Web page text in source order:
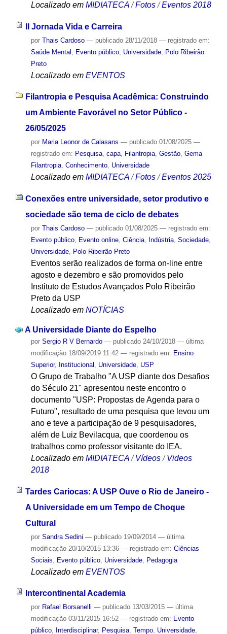
Localizado em MIDIATECA /Fotos /Eventos 2018
II Jornada Vida e Carreira
por Thais Cardoso — publicado28/11/2018 — registrado em:
Saúde Mental
Evento público, Universidade, Polo Ribeirão
Preto
Localizado em EVENTOS
Filantropia e Pesquisa Acadêmica: Construindo
um Ambiente Favorável no Setor Público -
26/05/2025
por Maria Leonor de Calasans — publicado01/08/2025 —
registrado em: Pesquisa, capa, Filantropia, Gestão, Gema
Filantropia, Conhecimento, Universidade
Localizado em MIDIATECA /Fotos /Eventos 2025
Conexões entre universidade, setor produtivo e
sociedade são tema de ciclo de debates
por Thais Cardoso — publicado01/08/2025 — registrado em:
Evento público, Evento online, Ciência, Indústria, Sociedade,
Universidade, Polo Ribeirão Preto
Eventos serão realizados de forma on-line entre
agosto e dezembro e são promovidos pelo
Instituto de Estudos Avançados Polo Ribeirão
Preto da USP
Localizado em NOTÍCIAS
A Universidade Diante do Espelho
por Sergio R V Bernardo — publicado24/10/2018 — última
modificação18/09/2019 11:42 — registrado em: Ensino
Superior, Institucional Universidade, USP
O Grupo de Trabalho "A USP diante dos Desafios
do Século 21" apresentou neste encontro o
documento "USP: Propostas de Agenda para o
Futuro", resultado de uma pesquisa que levou um
ano e teve a participação de 9 pesquisadores,
além de Luiz Bevilacqua, que coordenou os
trabalhos como professor visitante do IEA.
Localizado em MIDIATECA /Vídeos /Videos
2018
Tardes Cariocas: A USP Ouve o Rio de Janeiro -
A Universidade em um Tempo de Choque
Cultural
por Sandra Sedini — publicado19/09/2014 — última
modificação20/10/2015 13:36 — registrado em: Ciências
Sociais
Evento público, Universidade, Pedagogia
Localizado em EVENTOS
Intercontinental Academia
por Rafael Borsanelli — publicado13/03/2015 — última
modificação03/11/2015 16:52 — registrado em: Evento
público, Interdisciplinar, Pesquisa, Tempo, Universidade,